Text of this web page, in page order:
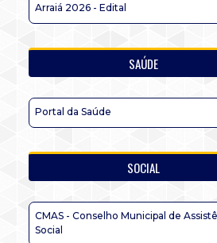
Arraiá 2026 - Edital
SAÚDE
Portal da Saúde
SOCIAL
CMAS - Conselho Municipal de
Social